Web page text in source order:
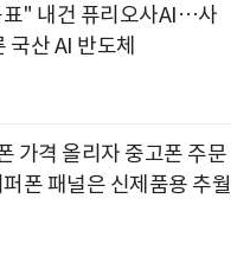
" 내건 퓨리오사AI…사
국산 AI 반도체
가격 올리자 중고폰 주문
폰 패널은 신제품용 추월